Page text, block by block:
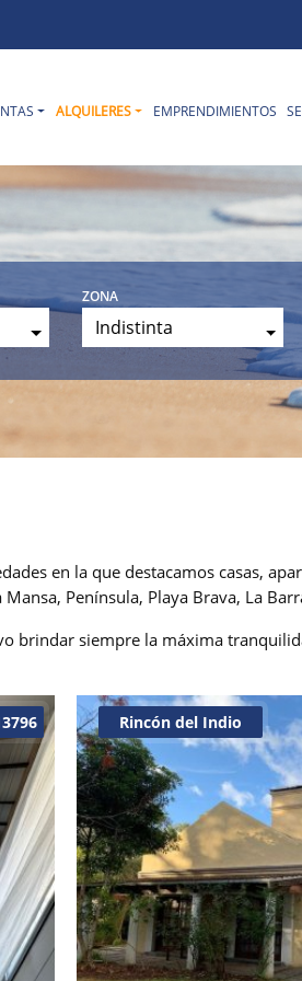
ALQUILERES EMPRENDIMIENTOS
zona
Indistinta
en la que destacamos casas,
Península, Playa Brava, La
brindar siempre la máxima
Rincón del Indio